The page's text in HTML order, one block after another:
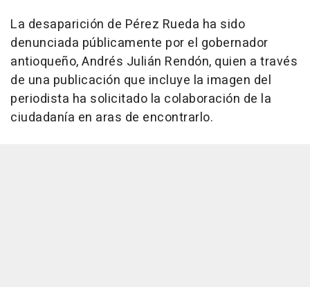
La desaparición de Pérez Rueda ha sido
denunciada públicamente por el gobernador
antioqueño, Andrés Julián Rendón, quien a través
de una publicación que incluye la imagen del
periodista ha solicitado la colaboración de la
ciudadanía en aras de encontrarlo.